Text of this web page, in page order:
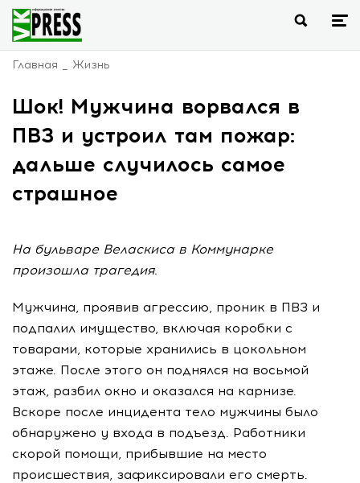
Главная Жизнь
Шок! Мужчина ворвался в
ПВЗ и устроил там пожар:
дальше случилось самое
страшное
На бульваре Веласкиса в Коммунарке
произошла трагедия.
Мужчина, проявив агрессию, проник в ПВЗ и
подпалил имущество, включая коробки с
товарами, которые хранились в цокольном
этаже. После этого он поднялся на восьмой
этаж, разбил окно и оказался на карнизе.
Вскоре после инцидента тело мужчины было
обнаружено у входа в подъезд. Работники
скорой помощи, прибывшие на место
происшествия, зафиксировали его смерть.